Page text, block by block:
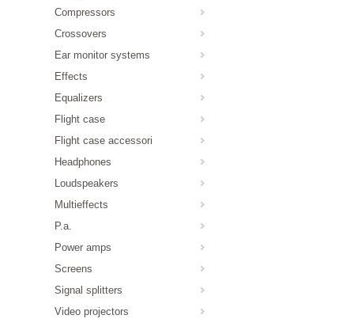
Compressors
Crossovers
Ear monitor systems
Effects
Equalizers
Flight case
Flight case accessori
Headphones
Loudspeakers
Multieffects
P.a.
Power amps
Screens
Signal splitters
Video projectors